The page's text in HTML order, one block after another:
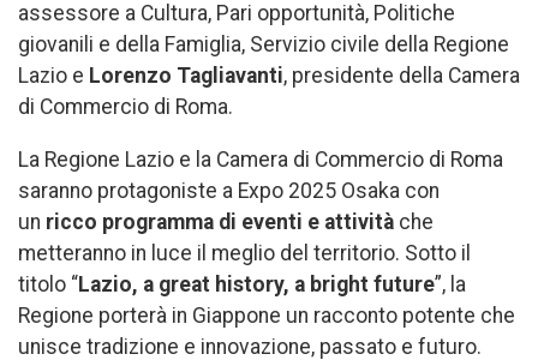
assessore a Cultura, Pari opportunità, Politiche
giovanili e della Famiglia, Servizio civile della Regione
Lazio e Lorenzo Tagliavanti, presidente della Camera
di Commercio di Roma.
La Regione Lazio e la Camera di Commercio di Roma
saranno protagoniste a Expo 2025 Osaka con
un ricco programma di eventi e attività che
metteranno in luce il meglio del territorio. Sotto il
titolo “Lazio, a great history, a bright future”, la
Regione porterà in Giappone un racconto potente che
unisce tradizione e innovazione, passato e futuro.